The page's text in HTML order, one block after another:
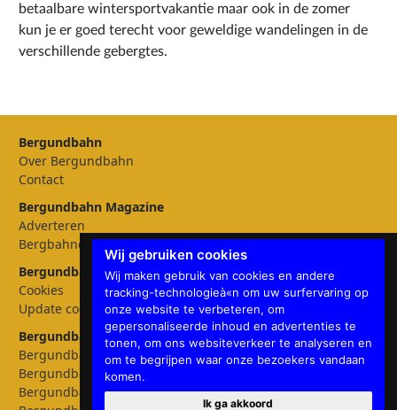
Wij gebruiken cookies
Wij maken gebruik van cookies en andere
tracking-technologieà«n om uw surfervaring op
onze website te verbeteren, om
gepersonaliseerde inhoud en advertenties te
tonen, om ons websiteverkeer te analyseren en
om te begrijpen waar onze bezoekers vandaan
komen.
Ik ga akkoord
betaalbare wintersportvakantie maar ook in de zomer
kun je er goed terecht voor geweldige wandelingen in de
verschillende gebergtes.
Bergundbahn
Over Bergundbahn
Contact
Bergundbahn Magazine
Adverteren
Bergbahnen
Bergundbahn Instellingen
Cookies
Update cookies preferences
Bergundbahn talen
Bergundbahn Deutschland
Bergundbahn Österreich
Bergundbahn Nederland